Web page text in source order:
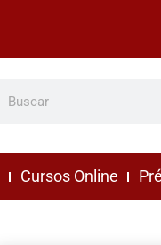
Cursos Online